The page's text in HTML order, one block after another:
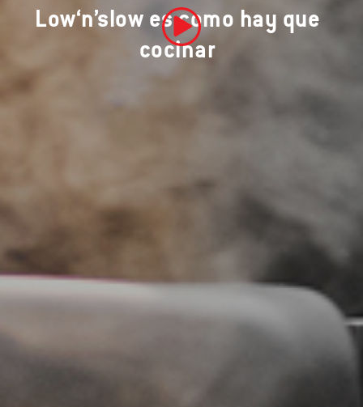
Low‘n’slow es como hay que
cocinarReproducir el video